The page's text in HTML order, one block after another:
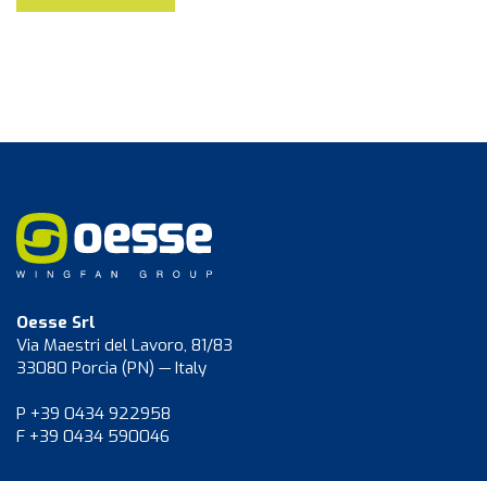
Oesse Srl
Via Maestri del Lavoro, 81/83
33080 Porcia (PN) — Italy
P +39 0434 922958
F +39 0434 590046